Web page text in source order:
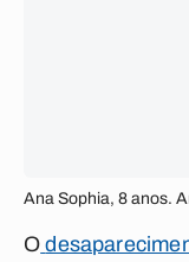
Ana Sophia, 8 anos.
O